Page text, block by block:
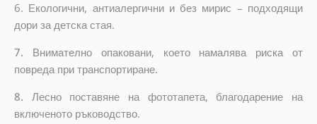
6. Екологични, антиалергични и без мирис – подходящи
дори за детска стая.
7. Внимателно опаковани, което намалява риска от
повреда при транспортиране.
8. Лесно поставяне на фототапета, благодарение на
включеното ръководство.